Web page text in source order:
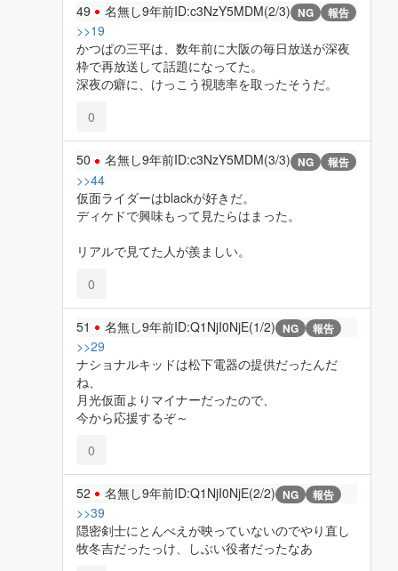
49 名無し9年前ID:c3NzY5MDM(2/3) NG 報告
>>19
かつぱの三平は、数年前に大阪の毎日放送が深夜
枠で再放送して話題になってた。
深夜の癖に、けっこう視聴率を取ったそうだ。
0
50 名無し9年前ID:c3NzY5MDM(3/3) NG 報告
>>44
仮面ライダーはblackが好きだ。
ディケドで興味もって見たらはまった。
リアルで見てた人が羨ましい。
0
51 名無し9年前ID:Q1NjI0NjE(1/2) NG 報告
>>29
ナショナルキッドは松下電器の提供だったんだ
ね、
月光仮面よりマイナーだったので、
今から応援するぞ～
0
52 名無し9年前ID:Q1NjI0NjE(2/2) NG 報告
>>39
隠密剣士にとんべえが映っていないのでやり直し
牧冬吉だったっけ、しぶい役者だったなあ